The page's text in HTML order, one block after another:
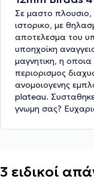
Σε μαστο πλουσιο,
ιστορικο, με
αποτελεσμα του
υποηχοϊκη
μαγνητικη, η οποια
περιορισμος
ανομοιογενης
plateau. Συσταθηκε
γνωμη σας?
3 ειδικοί